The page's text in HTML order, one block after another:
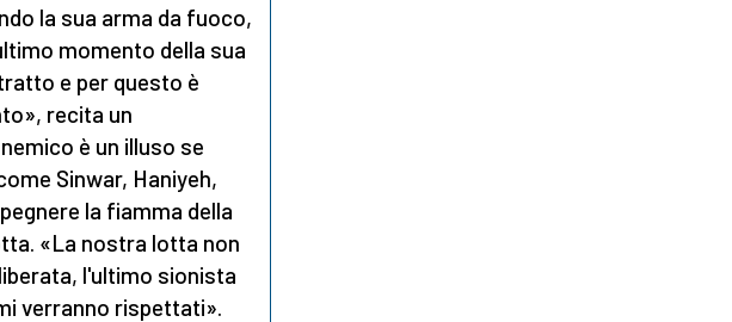
la sua arma da fuoco,
momento della sua
e per questo è
recita un
è un illuso se
Sinwar, Haniyeh,
la fiamma della
«La nostra lotta non
l'ultimo sionista
verranno rispettati».